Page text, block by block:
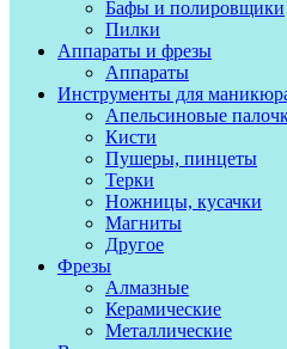
Бафы и полировщики
Пилки
Аппараты и фрезы
Аппараты
Инструменты для
Апельсиновые
Кисти
Пушеры, пинцеты
Терки
Ножницы, кусачки
Магниты
Другое
Фрезы
Алмазные
Керамические
Металлические